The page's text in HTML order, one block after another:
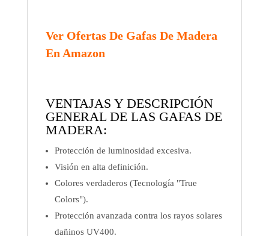
Ver Ofertas De Gafas De Madera
En Amazon
VENTAJAS Y DESCRIPCIÓN
GENERAL DE LAS GAFAS DE
MADERA:
Protección de luminosidad excesiva.
Visión en alta definición.
Colores verdaderos (Tecnología "True
Colors").
Protección avanzada contra los rayos solares
dañinos UV400.